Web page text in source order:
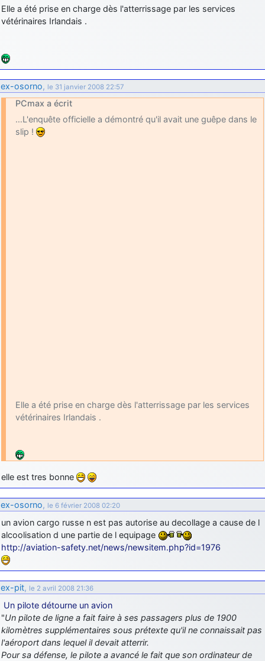
Elle a été prise en charge dès l'atterrissage par les services
vétérinaires Irlandais .
ex-osorno, le 31 janvier 2008 22:57
PCmax a écrit
…L'enquête officielle a démontré qu'il avait une guêpe dans le
slip !
Elle a été prise en charge dès l'atterrissage par les services
vétérinaires Irlandais .
elle est tres bonne
ex-osorno, le 6 février 2008 02:20
un avion cargo russe n est pas autorise au decollage a cause de l
alcoolisation d une partie de l equipage
http://aviation-safety.net/news/newsitem.php?id=1976
ex-pit, le 2 avril 2008 21:36
Un pilote détourne un avion
"Un pilote de ligne a fait faire à ses passagers plus de 1900
kilomètres supplémentaires sous prétexte qu'il ne connaissait pas
l'aéroport dans lequel il devait atterrir.
Pour sa défense, le pilote a avancé le fait que son ordinateur de